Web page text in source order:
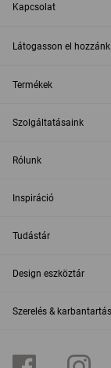
Kapcsolat
Látogasson el hozzánk
Termékek
Szolgáltatásaink
Rólunk
Inspiráció
Tudástár
Design eszköztár
Szerelés & karbantartás